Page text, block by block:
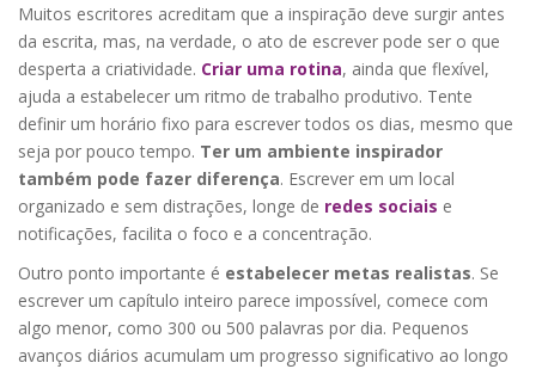
Muitos escritores acreditam que a inspiração deve surgir antes
da escrita, mas, na verdade, o ato de escrever pode ser o que
desperta a criatividade. Criar uma rotina, ainda que flexível,
ajuda a estabelecer um ritmo de trabalho produtivo. Tente
definir um horário fixo para escrever todos os dias, mesmo que
seja por pouco tempo. Ter um ambiente inspirador
também pode fazer diferença. Escrever em um local
organizado e sem distrações, longe de redes sociais e
notificações, facilita o foco e a concentração.
Outro ponto importante é estabelecer metas realistas. Se
escrever um capítulo inteiro parece impossível, comece com
algo menor, como 300 ou 500 palavras por dia. Pequenos
avanços diários acumulam um progresso significativo ao longo